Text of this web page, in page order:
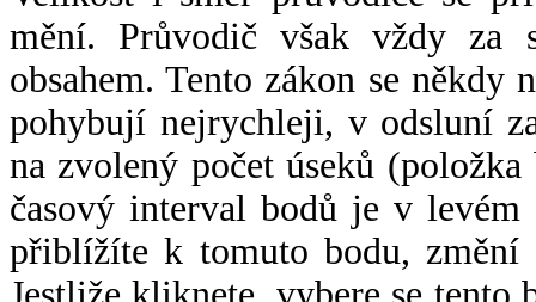
mění. Průvodič však vždy za
obsahem. Tento zákon se někdy
pohybují nejrychleji, v odsluní
na zvolený počet úseků
časový interval bodů je v
přiblížíte k tomuto bodu,